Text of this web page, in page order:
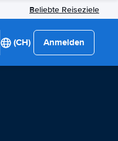
Beliebte Reiseziele
(CH) Anmelden